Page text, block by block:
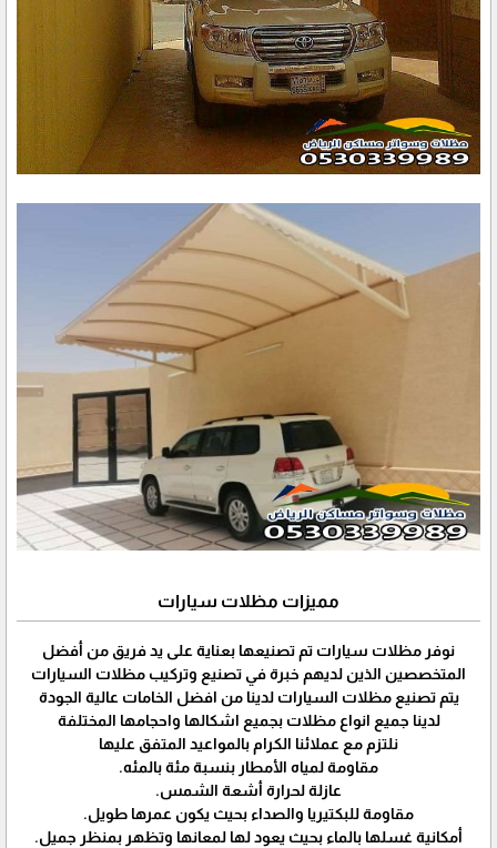
مميزات مظلات سيارات
نوفر مظلات سيارات تم تصنيعها بعناية على يد فريق من أفضل
المتخصصين الذين لديهم خبرة في تصنيع وتركيب مظلات السيارات
يتم تصنيع مظلات السيارات لدينا من افضل الخامات عالية الجودة
لدينا جميع انواع مظلات بجميع اشكالها واحجامها المختلفة
نلتزم مع عملائنا الكرام بالمواعيد المتفق عليها
مقاومة لمياه الأمطار بنسبة مئة بالمئه.
عازلة لحرارة أشعة الشمس.
مقاومة للبكتيريا والصداء بحيث يكون عمرها طويل.
أمكانية غسلها بالماء بحيث يعود لها لمعانها وتظهر بمنظر جميل.